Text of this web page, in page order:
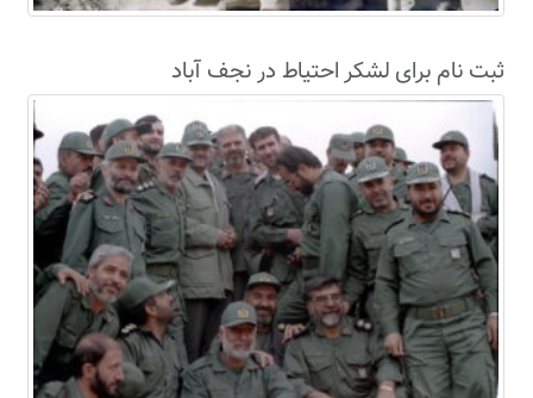
ثبت نام برای لشکر احتیاط در نجف آباد